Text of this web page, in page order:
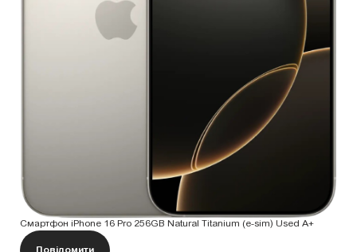
Смартфон iPhone 16 Pro 256GB Natural Titanium (e-sim) Used A+